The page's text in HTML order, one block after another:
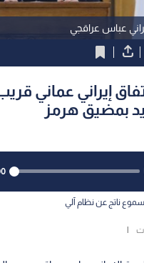
عباس عراقجي
إيراني عماني
بمضيق هرمز
ناتج عن نظام آلي
|